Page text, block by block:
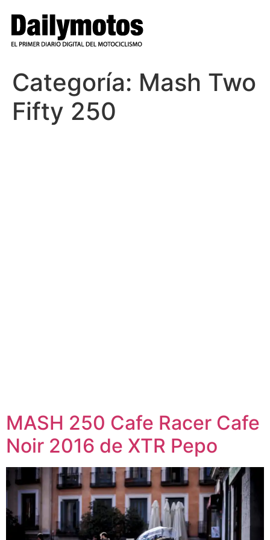
contenido
Categoría: Mash Two
Fifty 250
MASH 250 Cafe Racer Cafe
Noir 2016 de XTR Pepo